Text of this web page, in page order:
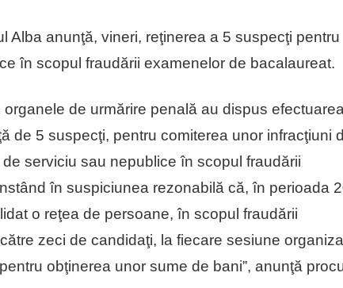
Alba anunţă, vineri, reţinerea a 5 suspecţi pentru
în scopul fraudării examenelor de bacalaureat.
de urmărire penală au dispus
de 5 suspecţi, pentru comiterea unor infracţiuni
serviciu sau nepublice în scopul fraudării
în suspiciunea rezonabilă că, în perioada
o reţea de persoane, în scopul fraudării
zeci de candidaţi, la fiecare sesiune
obţinerea unor sume de bani”, anunţă